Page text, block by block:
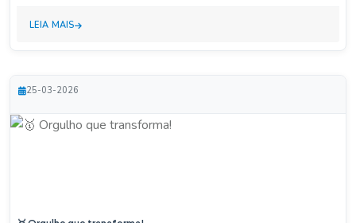
LEIA MAIS
25-03-2026